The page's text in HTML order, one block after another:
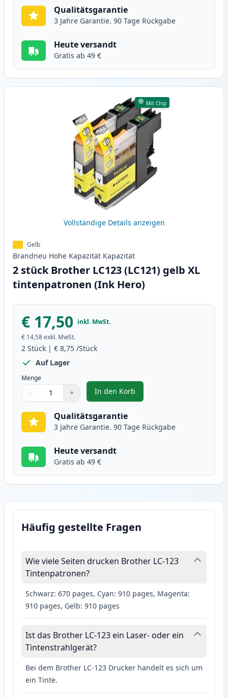
Qualitätsgarantie
3 Jahre Garantie. 90 Tage Rückgabe
Heute versandt
Gratis ab 49 €
Mit Chip
Vollständige Details anzeigen
Gelb
Brandneu Hohe Kapazität Kapazität
2 stück Brother LC123 (LC121) gelb XL
tintenpatronen (Ink Hero)
€ 17,50 inkl. MwSt.
€ 14,58exkl. MwSt.
2 Stück | € 8,75 /Stück
Auf Lager
Menge
Verwenden Sie die Tasten, um anzupassen
− +
1
In den Korb
, 2 stück Brother LC123 (LC121)
Qualitätsgarantie
3 Jahre Garantie. 90 Tage Rückgabe
Heute versandt
Gratis ab 49 €
Häufig gestellte Fragen
Wie viele Seiten drucken Brother LC-123
Tintenpatronen?
Schwarz: 670 pages, Cyan: 910 pages, Magenta:
910 pages, Gelb: 910 pages
Ist das Brother LC-123 ein Laser- oder ein
Tintenstrahlgerät?
Bei dem Brother LC-123 Drucker handelt es sich um
ein Tinte.